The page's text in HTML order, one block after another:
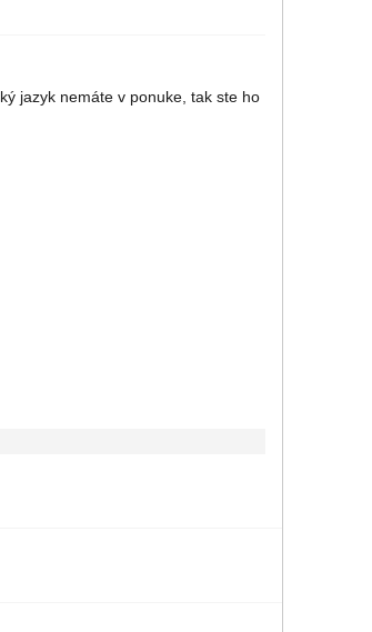
jazyk nemáte v ponuke, tak ste ho